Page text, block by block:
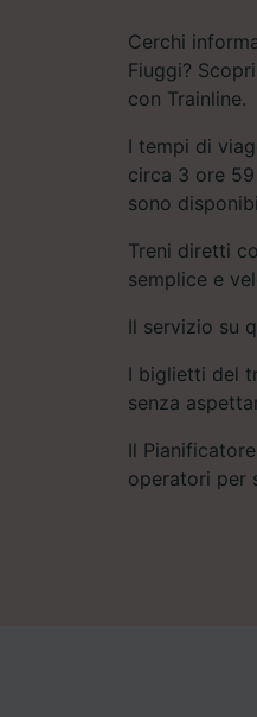
Cerchi
Fiuggi?
con Trainline.
I tempi di
circa 3 ore
sono
Treni diretti
semplice e
Il servizio su
I biglietti del
senza
Il
operatori per